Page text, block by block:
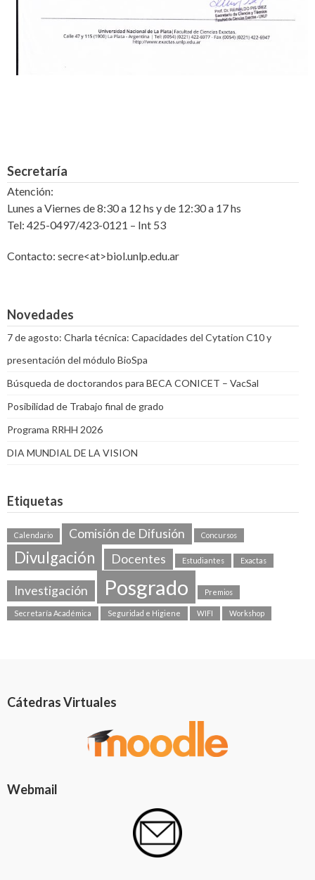
Secretaría
Atención:
Lunes a Viernes de 8:30 a 12 hs y de 12:30 a 17 hs
Tel: 425-0497/423-0121 – Int 53
Contacto: secre<at>biol.unlp.edu.ar
Novedades
7 de agosto: Charla técnica: Capacidades del Cytation C10 y
presentación del módulo BioSpa
Búsqueda de doctorandos para BECA CONICET – VacSal
Posibilidad de Trabajo final de grado
Programa RRHH 2026
DIA MUNDIAL DE LA VISION
Etiquetas
Calendario Comisión de Difusión Concursos
Divulgación Docentes Estudiantes Exactas
Investigación Posgrado Premios
Secretaría Académica Seguridad e Higiene WIFI Workshop
Cátedras Virtuales
Webmail